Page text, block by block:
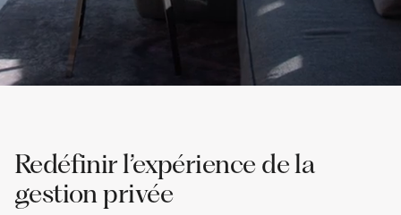
Redéfinir l’expérience de la
gestion privée